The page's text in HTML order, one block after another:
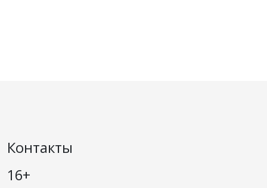
Контакты
16+